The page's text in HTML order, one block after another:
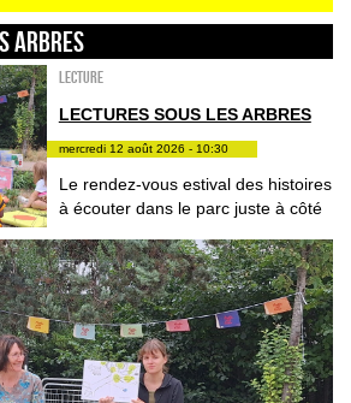
ARBRES
Lecture
LECTURES SOUS LES ARBRES
mercredi 12 août 2026 - 10:30
Le rendez-vous estival des histoires
à écouter dans le parc juste à côté